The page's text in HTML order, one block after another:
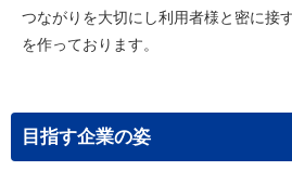
つながりを大切にし利用者様と密に接
を作っております。
目指す企業の姿